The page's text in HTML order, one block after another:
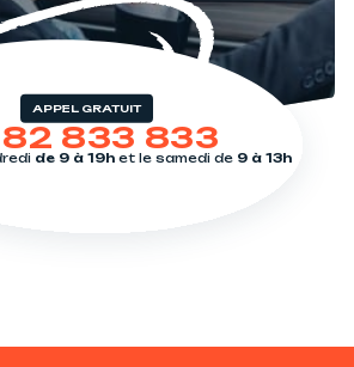
APPEL GRATUIT
82 833 833
de 9 à 19h et le samedi de 9 à 13h